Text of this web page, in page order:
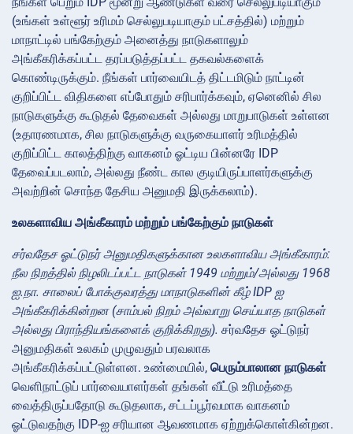
(உங்கள் உள்ளூர் உரிமம் செல்லுபடியாகும் பட்சத்தில்) மற்றும்
மாநாட்டில் பங்கேற்கும் அனைத்து நாடுகளாலும்
அங்கீகரிக்கப்பட்ட தரப்படுத்தப்பட்ட தகவல்களைக்
கொண்டிருக்கும். நீங்கள் பார்வையிடத் திட்டமிடும் நாட்டின்
குறிப்பிட்ட விதிகளை எப்போதும் சரிபார்க்கவும், ஏனெனில் சில
நாடுகளுக்கு கூடுதல் தேவைகள் அல்லது மாறுபாடுகள் உள்ளன
(உதாரணமாக, சில நாடுகளுக்கு வருகையாளர் உரிமத்தில்
குறிப்பிட்ட காலத்திற்கு வாகனம் ஓட்டிய பின்னரே IDP
தேவைப்படலாம், அல்லது நீண்ட கால குடியிருப்பாளர்களுக்கு
அவற்றின் சொந்த தேசிய அனுமதி இருக்கலாம்).
உலகளாவிய அங்கீகாரம் மற்றும் பங்கேற்கும் நாடுகள்
சர்வதேச ஓட்டுநர் அனுமதிகளுக்கான உலகளாவிய அங்கீகாரம்:
நீல நிறத்தில் நிழலிடப்பட்ட நாடுகள் 1949 மற்றும்/அல்லது 1968
ஐ.நா. சாலைப் போக்குவரத்து மாநாடுகளின் கீழ் IDP ஐ
அங்கீகரிக்கின்றன (சாம்பல் நிறம் அவ்வாறு செய்யாத நாடுகள்
அல்லது பிராந்தியங்களைக் குறிக்கிறது). சர்வதேச ஓட்டுநர்
அனுமதிகள் உலகம் முழுவதும் பரவலாக
அங்கீகரிக்கப்பட்டுள்ளன. உண்மையில், பெரும்பாலான நாடுகள்
வெளிநாட்டுப் பார்வையாளர்கள் தங்கள் வீட்டு உரிமத்தை
வைத்திருப்பதோடு கூடுதலாக, சட்டப்பூர்வமாக வாகனம்
ஓட்டுவதற்கு IDP-ஐ சரியான ஆவணமாக ஏற்றுக்கொள்கின்றன.